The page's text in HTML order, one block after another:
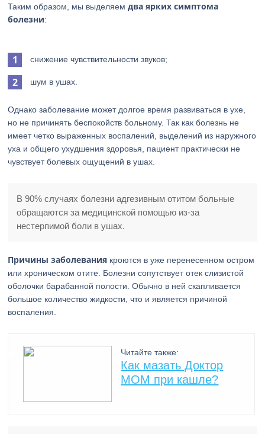
Таким образом, мы выделяемдва ярких симптома
болезни:
снижение чувствительности звуков;
шум в ушах.
Однако заболевание может долгое время развиваться в ухе,
но не причинять беспокойств больному. Так как болезнь не
имеет четко выраженных воспалений, выделений из наружного
уха и общего ухудшения здоровья, пациент практически не
чувствует болевых ощущений в ушах.
В 90% случаях болезни адгезивным отитом больные
обращаются за медицинской помощью из-за
нестерпимой боли в ушах.
Причины заболевания кроются в уже перенесенном остром
или хроническом отите. Болезни сопутствует отек слизистой
оболочки барабанной полости. Обычно в ней скапливается
большое количество жидкости, что и является причиной
воспаления.
Читайте также:
Как мазать Доктор
МОМ при кашле?